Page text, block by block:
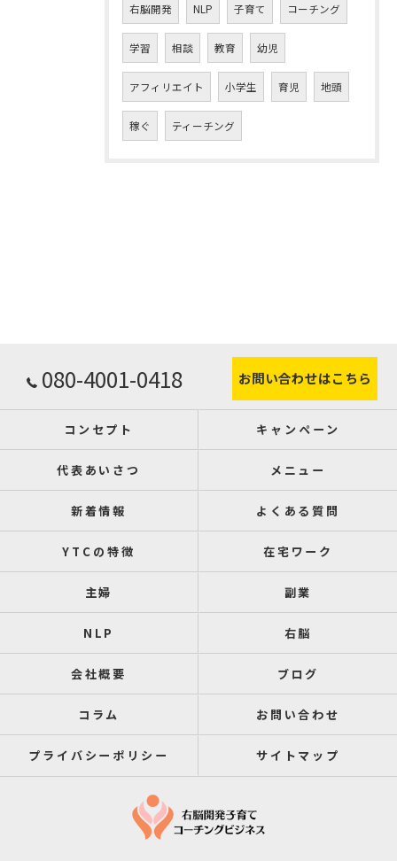
右脳開発 NLP 子育て コーチング
学習 相談 教育 幼児
アフィリエイト 小学生 育児 地頭
稼ぐ ティーチング
080-4001-0418 お問い合わせはこちら
コンセプト キャンペーン
代表あいさつ メニュー
新着情報 よくある質問
YTCの特徴 在宅ワーク
主婦 副業
NLP 右脳
会社概要 ブログ
コラム お問い合わせ
プライバシーポリシー サイトマップ